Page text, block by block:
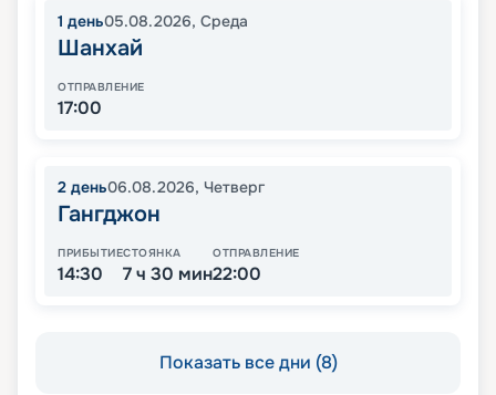
1 день05.08.2026, Среда
Шанхай
ОТПРАВЛЕНИЕ
17:00
2 день06.08.2026, Четверг
Гангджон
ПРИБЫТИЕ
14:30
СТОЯНКА
7 ч 30 мин
ОТПРАВЛЕНИЕ
22:00
Показать все дни (8)